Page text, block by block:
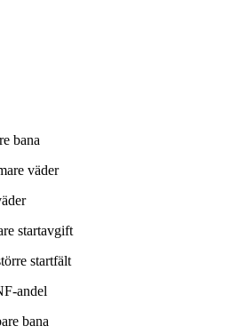
bana
väder
startavgift
startfält
andel
bana